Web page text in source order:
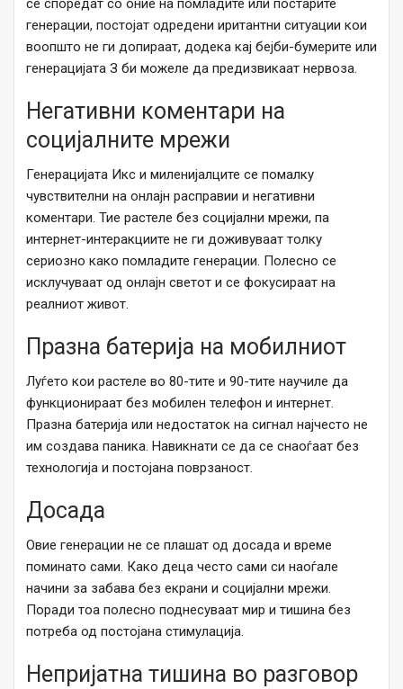
се споредат со оние на помладите или постарите
генерации, постојат одредени иритантни ситуации кои
воопшто не ги допираат, додека кај бејби-бумерите или
генерацијата З би можеле да предизвикаат нервоза.
Негативни коментари на
социјалните мрежи
Генерацијата Икс и миленијалците се помалку
чувствителни на онлајн расправии и негативни
коментари. Тие растеле без социјални мрежи, па
интернет-интеракциите не ги доживуваат толку
сериозно како помладите генерации. Полесно се
исклучуваат од онлајн светот и се фокусираат на
реалниот живот.
Празна батерија на мобилниот
Луѓето кои растеле во 80-тите и 90-тите научиле да
функционираат без мобилен телефон и интернет.
Празна батерија или недостаток на сигнал најчесто не
им создава паника. Навикнати се да се снаоѓаат без
технологија и постојана поврзаност.
Досада
Овие генерации не се плашат од досада и време
поминато сами. Како деца често сами си наоѓале
начини за забава без екрани и социјални мрежи.
Поради тоа полесно поднесуваат мир и тишина без
потреба од постојана стимулација.
Непријатна тишина во разговор